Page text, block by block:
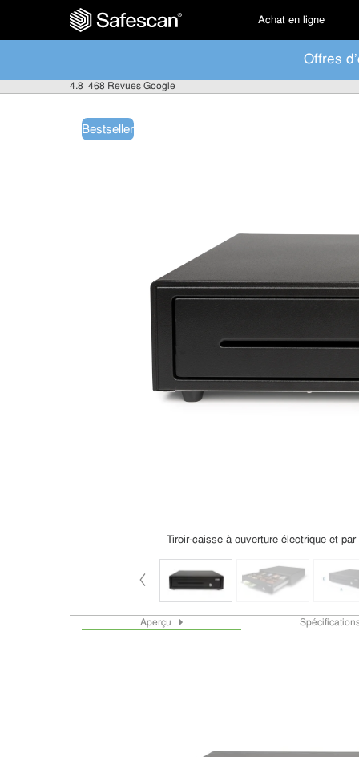
Achat en ligne
Offres
4.8 468 Revues Google
Bestseller
Tiroir-caisse à ouverture électrique et
Aperçu